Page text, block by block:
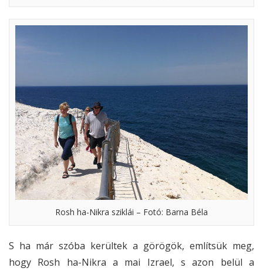
Rosh ha-Nikra sziklái – Fotó: Barna Béla
S ha már szóba kerültek a görögök, említsük meg,
hogy Rosh ha-Nikra a mai Izrael, s azon belül a